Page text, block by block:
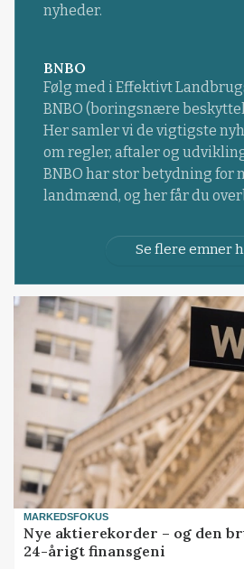
nyheder.
BNBO
Følg med i Effektivt
BNBO (boringsnære
Her samler vi de vigtigste
om regler, aftaler og
BNBO har stor betydning for
landmænd, og her får du
Se flere emner
MARKEDSFOKUS
Nye aktierekorder – og den
24-årigt finansgeni